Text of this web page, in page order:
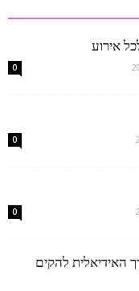
אירוע
0
0
0
האידיאלית להקים